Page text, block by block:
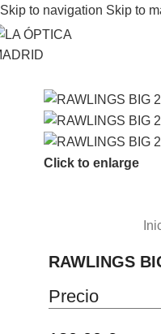
Skip to navigation Skip to
Click to enlarge
RAWLINGS
Precio